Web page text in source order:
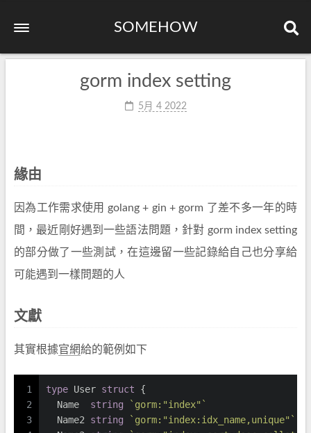
SOMEHOW
gorm index setting
5月 4 2022
緣由
因為工作需求使用 golang + gin + gorm 了差不多一年的時
間，最近剛好遇到一些語法問題，針對 gorm index setting
的部分做了一些測試，在這邊留一些記錄給自己也分享給
可能遇到一樣問題的人
文獻
其實根據官網給的範例如下
1
2
3
type User struct {
  Name
string
`gorm:"index"`
  Name2
string
`gorm:"index:idx_name,unique"`